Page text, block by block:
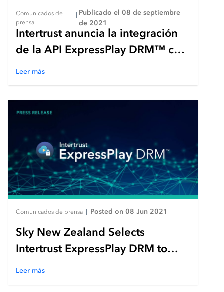
Comunicados de
prensa
Publicado el 08 de septiembre
de 2021
Intertrust anuncia la integración
de la API ExpressPlay DRM™ con
la versión 2.0 de la API Secure
Exchange (SPEKE) para flujos de
trabajo de Live Media
Leer más
Comunicados de prensa | Posted on 08 Jun 2021
Sky New Zealand Selects
Intertrust ExpressPlay DRM to
Protect Sky Go OTT Service
Leer más